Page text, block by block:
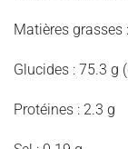
Matières grasses
Glucides : 75.3 g
Protéines : 2.3 g